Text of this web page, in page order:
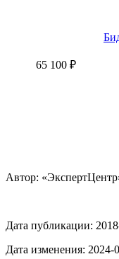
65 100 ₽
Автор:
Дата публикации:
Дата изменения: 2024-